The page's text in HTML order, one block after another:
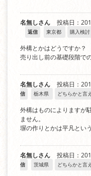
名無しさん 投稿日：
返信 東京都 購入検討
外構とかはどうですか？
売り出し前の基礎段階で
名無しさん 投稿日：
信
栃木県 どちらかと言
外構はものによりますが
ません。
塀の作りとかは平凡とい
名無しさん 投稿日：
信
茨城県 どちらかと言